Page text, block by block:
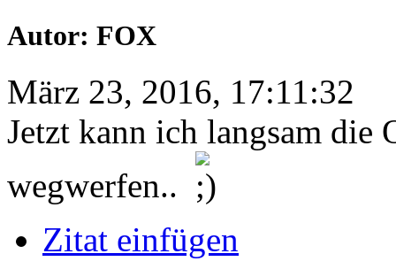
Autor: FOX
März 23, 2016, 17:11:32
Jetzt kann ich langsam die
wegwerfen..
Zitat einfügen